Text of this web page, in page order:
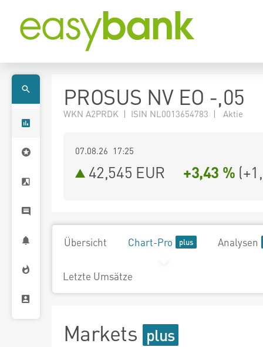
PROSUS NV EO -,05
WKN A2PRDK | ISIN NL0013654783 | Aktie
07.08.26 17:25
42,545 EUR +3,43 % (
Übersicht Chart-Pro Analysen
Letzte Umsätze
Markets